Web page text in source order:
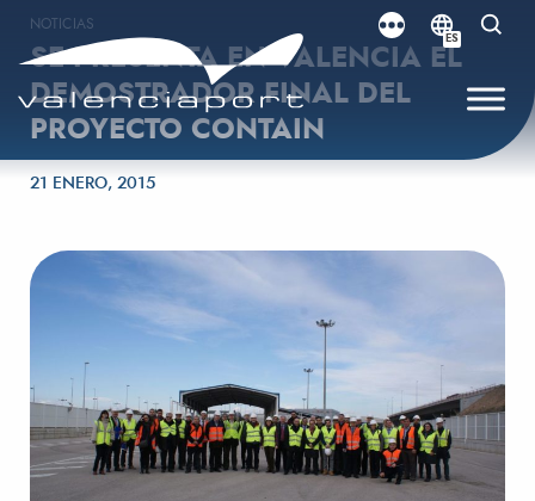
ES
NOTICIAS
SE PRESENTA EN VALENCIA EL
DEMOSTRADOR FINAL DEL
PROYECTO CONTAIN
Publicado el
21 ENERO, 2015